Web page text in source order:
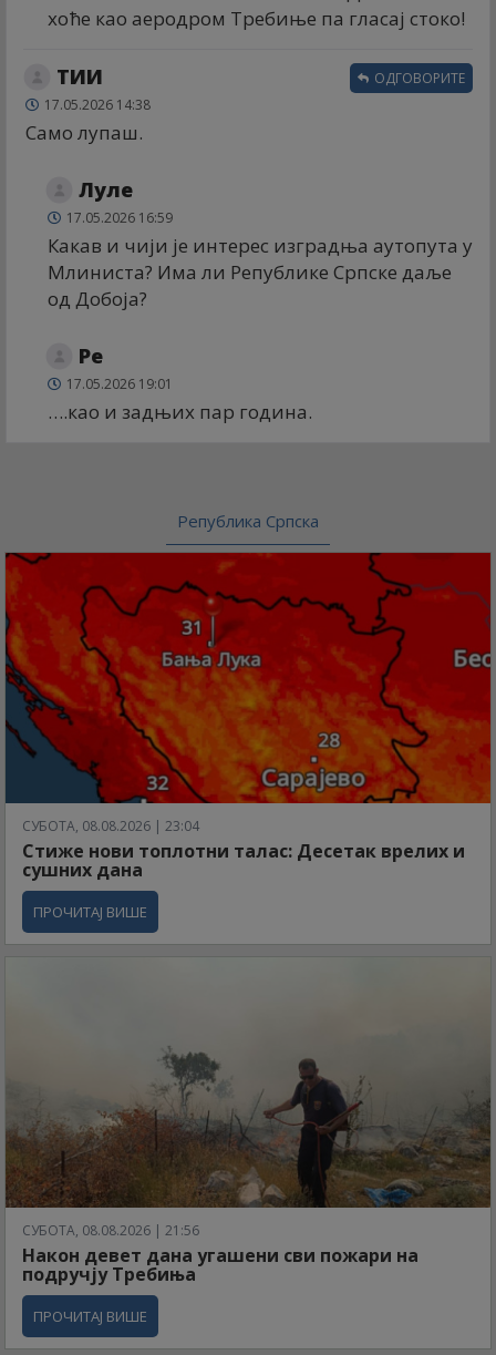
хоће као аеродром Требиње па гласај стоко!
ТИИ
17.05.2026 14:38
Само лупаш.
ОДГОВОРИТЕ
Луле
17.05.2026 16:59
Какав и чији је интерес изградња аутопута у
Млиниста? Има ли Републике Српске даље
од Добоја?
Ре
17.05.2026 19:01
….као и задњих пар година.
Република Српска
СУБОТА, 08.08.2026 | 23:04
Стиже нови топлотни талас: Десетак врелих и
сушних дана
ПРОЧИТАЈ ВИШЕ
СУБОТА, 08.08.2026 | 21:56
Након девет дана угашени сви пожари на
подручју Требиња
ПРОЧИТАЈ ВИШЕ